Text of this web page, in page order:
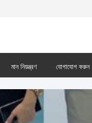
মান নিয়ন্ত্রণ যোগাযোগ করুন